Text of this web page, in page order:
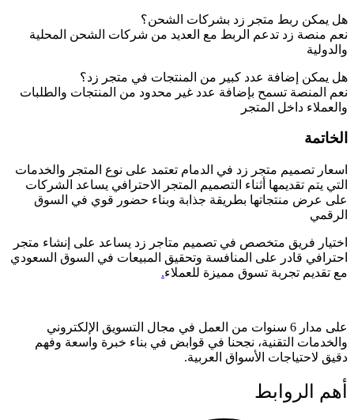
هل يمكن ربط متجر زد بشركات الشحن؟
نعم منصة زد تدعم الربط مع العديد من شركات الشحن المحلية
والدولية
هل يمكن إضافة عدد كبير من المنتجات في متجر زد؟
نعم المنصة تسمح بإضافة عدد غير محدود من المنتجات والطلبات
والعملاء داخل المتجر
الخاتمة
اسعار تصميم متجر زد في الدمام تعتمد على نوع المتجر والخدمات
التي يتم تقديمها أثناء التصميم المتجر الاحترافي يساعد الشركات
على عرض منتجاتها بطريقة جذابة وبناء حضور قوي في السوق
الرقمي
اختيار فريق متخصص في تصميم متاجر زد يساعد على إنشاء متجر
احترافي قادر على المنافسة وتحقيق المبيعات في السوق السعودي
مع تقديم تجربة تسوق مميزة للعملاء.
على مدار 6 سنوات من العمل في مجال التسويق الإلكتروني
والخدمات التقنية، نجحنا في قوابض في بناء خبرة واسعة وفهم
دقيق لاحتياجات الأسواق العربية.
أهم الروابط